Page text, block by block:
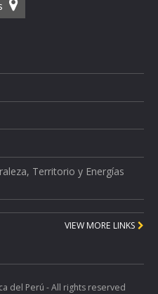
Territorio y Energías
VIEW MORE LINKS
del Perú - All rights reserved